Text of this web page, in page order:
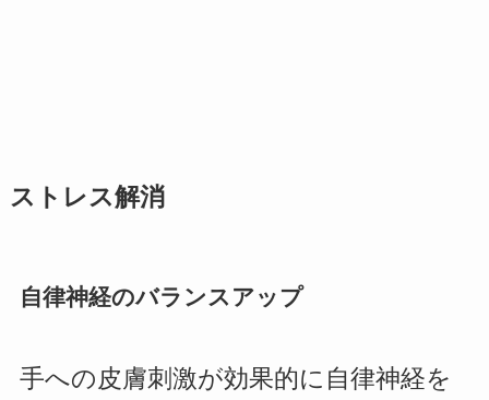
ストレス解消
自律神経のバランスアップ
手への皮膚刺激が効果的に自律神経を